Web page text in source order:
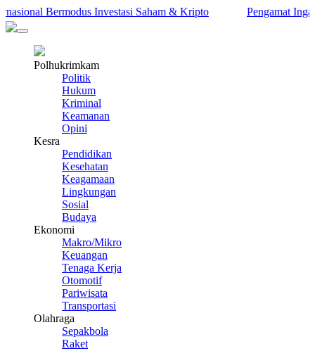
Bermodus Investasi Saham & Kripto Pengamat
Polhukrimkam
Politik
Hukum
Kriminal
Keamanan
Opini
Kesra
Pendidikan
Kesehatan
Keagamaan
Lingkungan
Sosial
Budaya
Ekonomi
Makro/Mikro
Keuangan
Tenaga Kerja
Otomotif
Pariwisata
Transportasi
Olahraga
Sepakbola
Raket